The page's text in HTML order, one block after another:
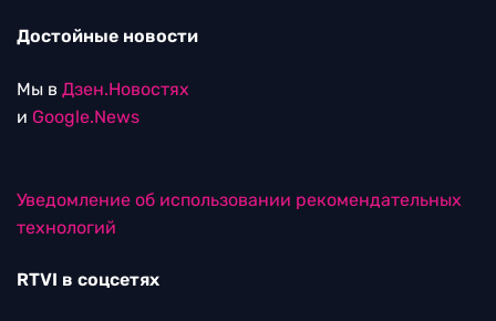
Достойные новости
Мы в Дзен.Новостях
и Google.News
Уведомление об использовании рекомендательных
технологий
RTVI в соцсетях